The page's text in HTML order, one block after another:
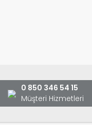
pahalı.
olmalı.
0 850 346 54 15
Müşteri Hizmetleri